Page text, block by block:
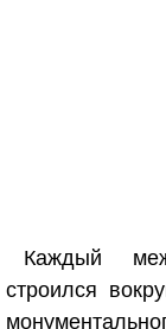
Каждый
строился